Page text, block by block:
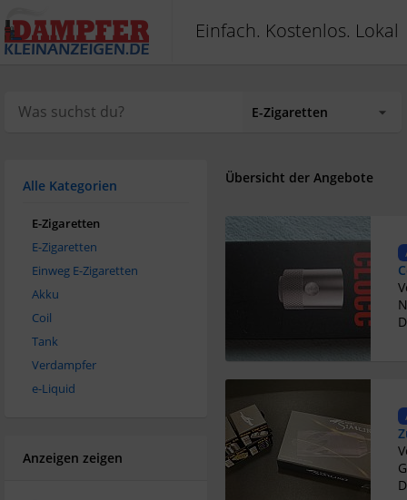
Einfach. Kostenlos. Lokal
Alle Kategorien
E-Zigaretten
E-Zigaretten
Einweg E-Zigaretten
Akku
Coil
Tank
Verdampfer
e-Liquid
Anzeigen zeigen
Übersicht der Angebote